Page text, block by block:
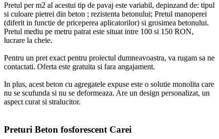
Pretul per m2 al acestui tip de pavaj este variabil, depinzand de: tipul
si culoare pietrei din beton ; rezistenta betonului; Pretul manoperei
(diferit in functie de priceperea aplicatorilor) si grosimea betonului.
Pretul mediu pe metru patrat este situat intre 100 si 150 RON,
lucrare la cheie.
Pentru un pret exact pentru proiectul dumneavoastra, va rugam sa ne
contactati. Oferta este gratuita si fara angajament.
In plus, acest beton cu agregatele expuse este o solutie monolita care
nu se scufunda si nu se deformeaza. Are un design personalizat, un
aspect curat si stralucitor.
Preturi Beton fosforescent Carei